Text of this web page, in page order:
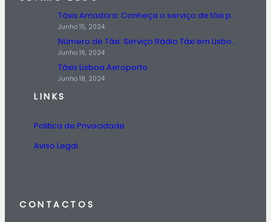
Táxis Amadora: Conheça o serviço de táxi prestado na região da Amadora.
Junho 15, 2024
Número de Táxi: Serviço Rádio Táxi em Lisboa, Entre em Contato Agora!
Junho 16, 2024
Táxis Lisboa Aeroporto
Junho 18, 2024
LINKS
Politica de Privacidade
Aviso Legal
CONTACTOS